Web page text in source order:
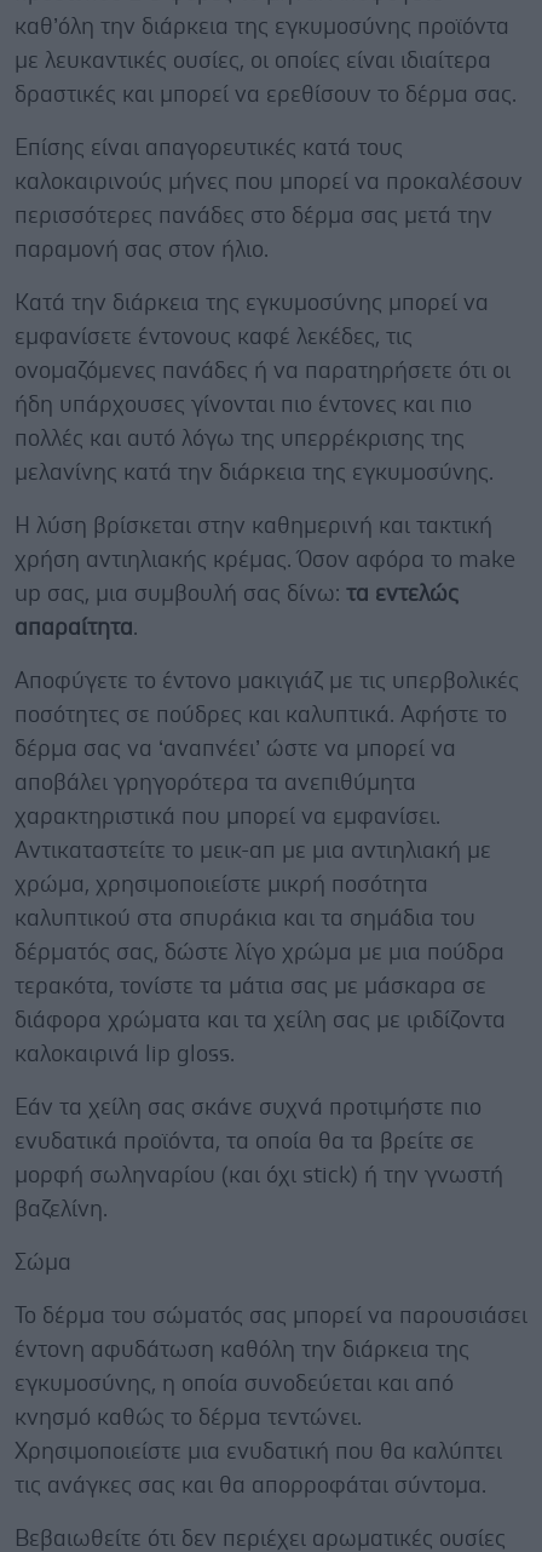
καθ’όλη την διάρκεια της εγκυμοσύνης προϊόντα
με λευκαντικές ουσίες, οι οποίες είναι ιδιαίτερα
δραστικές και μπορεί να ερεθίσουν το δέρμα σας.
Επίσης είναι απαγορευτικές κατά τους
καλοκαιρινούς μήνες που μπορεί να προκαλέσουν
περισσότερες πανάδες στο δέρμα σας μετά την
παραμονή σας στον ήλιο.
Κατά την διάρκεια της εγκυμοσύνης μπορεί να
εμφανίσετε έντονους καφέ λεκέδες, τις
ονομαζόμενες πανάδες ή να παρατηρήσετε ότι οι
ήδη υπάρχουσες γίνονται πιο έντονες και πιο
πολλές και αυτό λόγω της υπερρέκρισης της
μελανίνης κατά την διάρκεια της εγκυμοσύνης.
Η λύση βρίσκεται στην καθημερινή και τακτική
χρήση αντιηλιακής κρέμας. Όσον αφόρα το make
up σας, μια συμβουλή σας δίνω: τα εντελώς
απαραίτητα.
Αποφύγετε το έντονο μακιγιάζ με τις υπερβολικές
ποσότητες σε πούδρες και καλυπτικά. Αφήστε το
δέρμα σας να ‘αναπνέει’ ώστε να μπορεί να
αποβάλει γρηγορότερα τα ανεπιθύμητα
χαρακτηριστικά που μπορεί να εμφανίσει.
Αντικαταστείτε το μεικ-απ με μια αντιηλιακή με
χρώμα, χρησιμοποιείστε μικρή ποσότητα
καλυπτικού στα σπυράκια και τα σημάδια του
δέρματός σας, δώστε λίγο χρώμα με μια πούδρα
τερακότα, τονίστε τα μάτια σας με μάσκαρα σε
διάφορα χρώματα και τα χείλη σας με ιριδίζοντα
καλοκαιρινά lip gloss.
Εάν τα χείλη σας σκάνε συχνά προτιμήστε πιο
ενυδατικά προϊόντα, τα οποία θα τα βρείτε σε
μορφή σωληναρίου (και όχι stick) ή την γνωστή
βαζελίνη.
Σώμα
Το δέρμα του σώματός σας μπορεί να παρουσιάσει
έντονη αφυδάτωση καθόλη την διάρκεια της
εγκυμοσύνης, η οποία συνοδεύεται και από
κνησμό καθώς το δέρμα τεντώνει.
Χρησιμοποιείστε μια ενυδατική που θα καλύπτει
τις ανάγκες σας και θα απορροφάται σύντομα.
Βεβαιωθείτε ότι δεν περιέχει αρωματικές ουσίες